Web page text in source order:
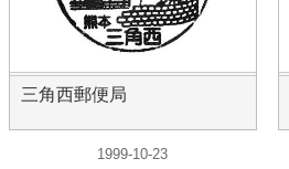
三角西郵便局
1999-10-23